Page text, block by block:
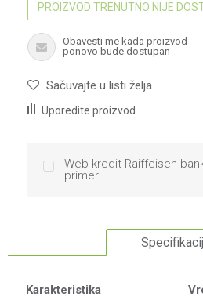
PROIZVOD TRENUTNO NIJE
Obavesti me kada proizvod
ponovo bude dostupan
Sačuvajte u listi želja
Uporedite proizvod
Web kredit Raiffeisen
primer
Karakteristika